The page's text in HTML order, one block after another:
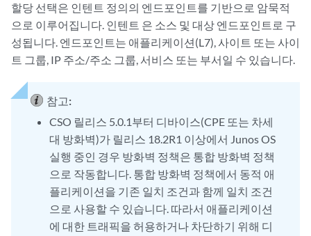
할당 선택은 인텐트 정의의 엔드포인트를 기반으로 암묵적
으로 이루어집니다. 인텐트 은 소스 및 대상 엔드포인트로 구
성됩니다. 엔드포인트는 애플리케이션(L7), 사이트 또는 사이
트 그룹, IP 주소/주소 그룹, 서비스 또는 부서일 수 있습니다.
참고:
CSO 릴리스 5.0.1부터 디바이스(CPE 또는 차세
대 방화벽)가 릴리스 18.2R1 이상에서 Junos OS
실행 중인 경우 방화벽 정책은 통합 방화벽 정책
으로 작동합니다. 통합 방화벽 정책에서 동적 애
플리케이션을 기존 일치 조건과 함께 일치 조건
으로 사용할 수 있습니다. 따라서 애플리케이션
에 대한 트래픽을 허용하거나 차단하기 위해 디